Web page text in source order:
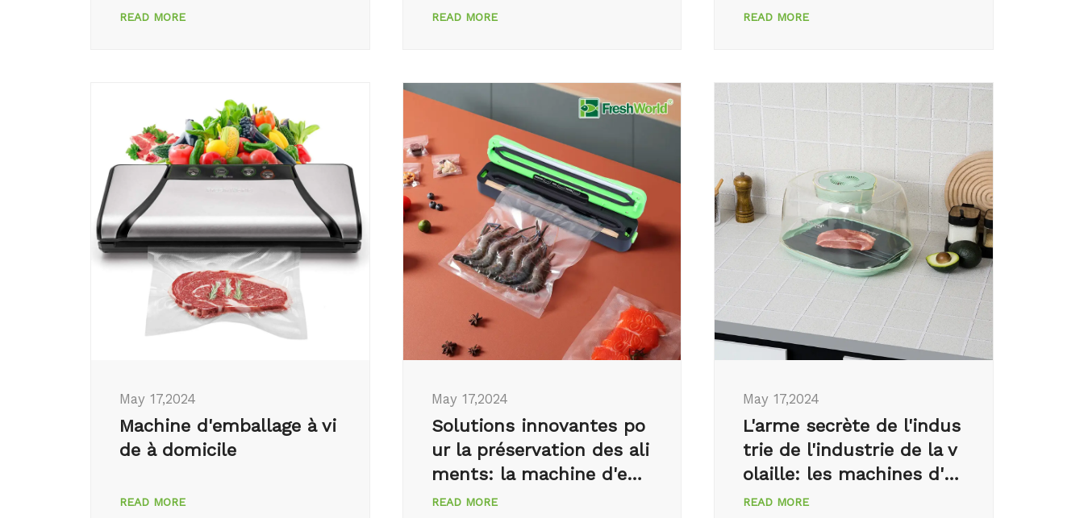
READ MORE READ MORE READ MORE
May 17,2024
Machine d'emballage à vi
de à domicile
READ MORE
May 17,2024
Solutions innovantes po
ur la préservation des ali
ments: la machine d'em
ballage à vide portable
READ MORE
May 17,2024
L'arme secrète de l'indus
trie de l'industrie de la v
olaille: les machines d'e
mballage de poulet en C
READ MORE